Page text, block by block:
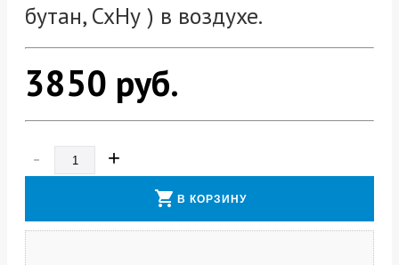
бутан, СхНу ) в воздухе.
3850 руб.
- +
shopping_cart В КОРЗИНУ